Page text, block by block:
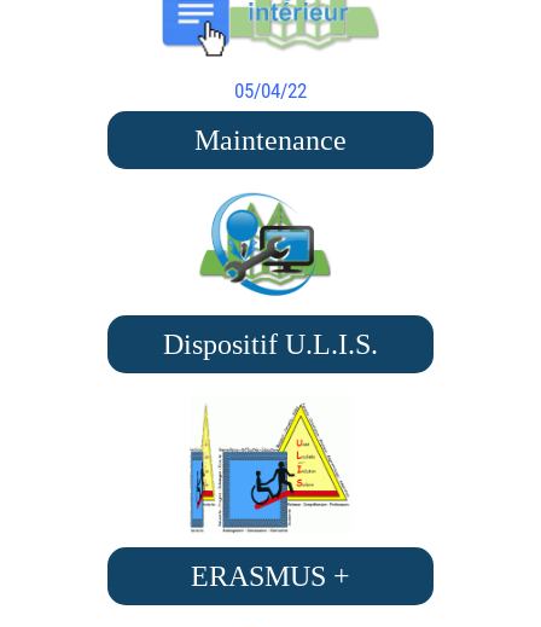
05/04/22
Maintenance
Dispositif U.L.I.S.
ERASMUS +